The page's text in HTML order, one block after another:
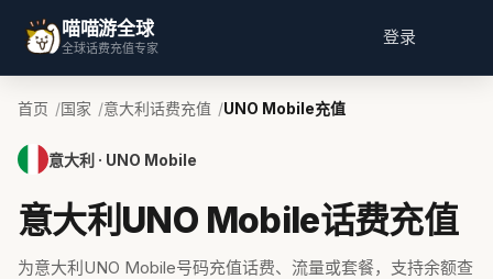
喵喵游全球
全球话费充值专家
登录
首页 国家 意大利话费充值 UNO Mobile充值
意大利 · UNO Mobile
意大利UNO Mobile话费充值
为意大利UNO Mobile号码充值话费、流量或套餐，支持余额查